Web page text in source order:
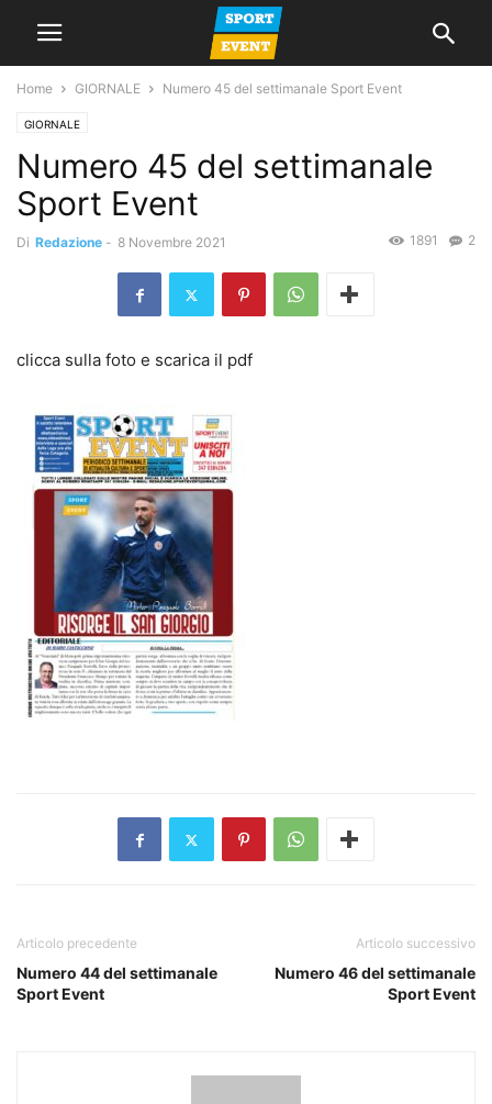
Home GIORNALE Numero 45 del settimanale Sport Event
GIORNALE
Numero 45 del settimanale
Sport Event
Di Redazione - 8 Novembre 2021 2
1891
clicca sulla foto e scarica il pdf
Articolo precedente
Numero 44 del settimanale
Sport Event
Articolo successivo
Numero 46 del settimanale
Sport Event